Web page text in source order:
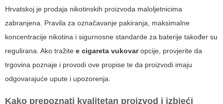
Hrvatskoj je prodaja nikotinskih proizvoda maloljetnicima
zabranjena. Pravila za označavanje pakiranja, maksimalne
koncentracije nikotina i sigurnosne standarde za baterije također su
regulirana. Ako tražite e cigareta vukovaropcije, provjerite da
trgovina poznaje i provodi ove propise te da proizvodi imaju
odgovarajuće upute i upozorenja.
Kako prepoznati kvalitetan proizvod i izbjeći